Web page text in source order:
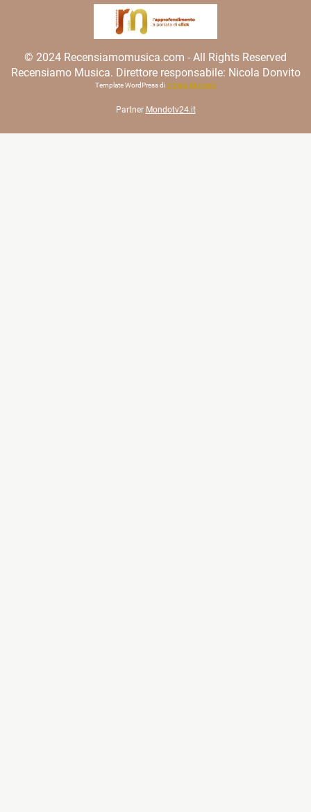
© 2024 Recensiamomusica.com - All Rights Reserved
Recensiamo Musica. Direttore responsabile: Nicola Donvito
Template WordPress di Matteo Morreale
Partner Mondotv24.it